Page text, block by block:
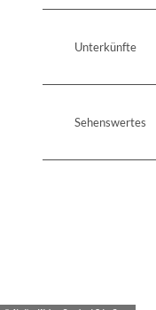
Unterkünfte
Sehenswertes